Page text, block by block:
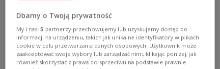
Dbamy o Twoją prywatność
My i nasi5 partnerzy przechowujemy lub uzyskujemy dostęp do
informacji na urządzeniu, takich jak unikalne identyfikatory w plikach
cookie w celu przetwarzania danych osobowych. Użytkownik może
zaakceptować swoje wybory lub zarządzać nimi, klikając poniżej, jak
również skorzystać z prawa do sprzeciwu na podstawie prawnie